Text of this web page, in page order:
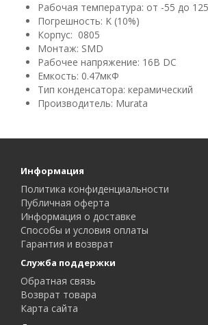
Рабочая температура: от -55 до
Погрешность: K (10%)
Корпус: 0805
Монтаж: SMD
Рабочее напряжение: 16В DC
Емкость: 0.47мкФ
Тип конденсатора: керамический
Производитель: Murata
Информация
Политика конфиденциальности
Публичная оферта
Информация о доставке
Способы и условия оплаты
Гарантия и возврат
Служба поддержки
Обратная связь
Возврат товара
Карта сайта